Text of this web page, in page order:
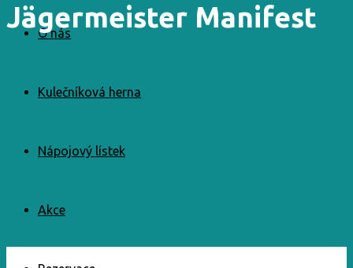
O nás
Kulečníková herna
Nápojový lístek
Akce
Jägermeister Manifest